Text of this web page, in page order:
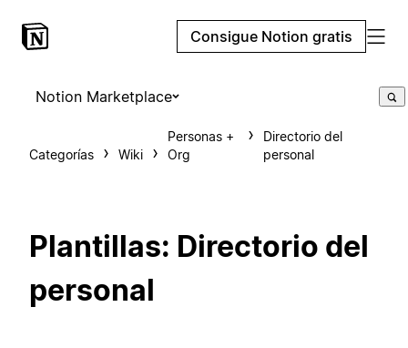
Consigue Notion gratis
Notion Marketplace
Categorías Wiki
Personas +
Org
Directorio del
personal
Plantillas: Directorio del
personal